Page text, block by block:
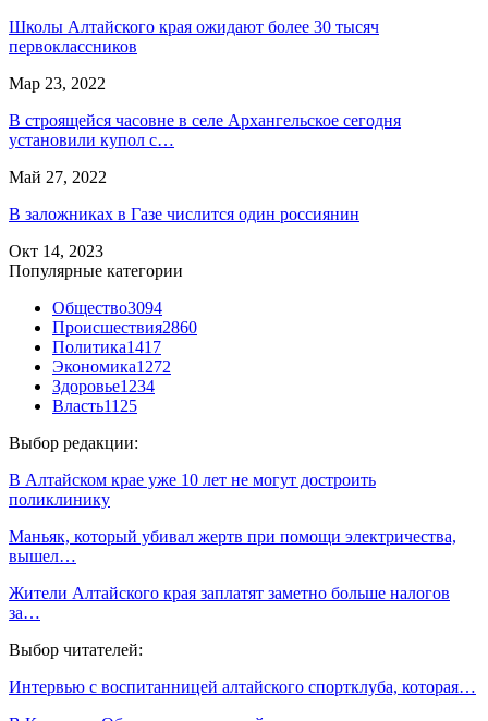
Школы Алтайского края ожидают более 30 тысяч
первоклассников
Мар 23, 2022
В строящейся часовне в селе Архангельское сегодня
установили купол с…
Май 27, 2022
В заложниках в Газе числится один россиянин
Окт 14, 2023
Популярные категории
Общество3094
Происшествия2860
Политика1417
Экономика1272
Здоровье1234
Власть1125
Выбор редакции:
В Алтайском крае уже 10 лет не могут достроить
поликлинику
Маньяк, который убивал жертв при помощи электричества,
вышел…
Жители Алтайского края заплатят заметно больше налогов
за…
Выбор читателей:
Интервью с воспитанницей алтайского спортклуба, которая…